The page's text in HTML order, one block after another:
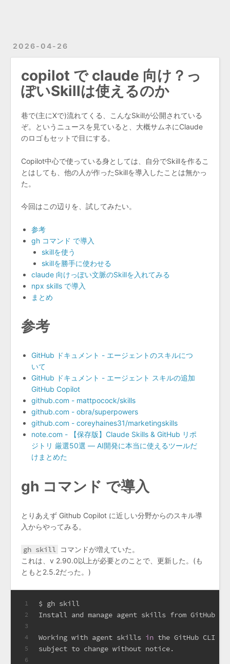
2026-04-26
copilot で claude 向け？っ
ぽいSkillは使えるのか
巷で(主にXで)流れてくる、こんなSkillが公開されている
ぞ。というニュースを見ていると、大概サムネにClaude
のロゴもセットで目にする。
Copilot中心で使っている身としては、自分でSkillを作るこ
とはしても、他の人が作ったSkillを導入したことは無かっ
た。
今回はこの辺りを、試してみたい。
参考
gh コマンド で導入
skillを使う
skillを勝手に使わせる
claude 向けっぽい文脈のSkillを入れてみる
npx skills で導入
まとめ
参考
GitHub ドキュメント - エージェントのスキルにつ
いて
GitHub ドキュメント - エージェント スキルの追加
GitHub Copilot
github.com - mattpocock/skills
github.com - obra/superpowers
github.com - coreyhaines31/marketingskills
note.com - 【保存版】Claude Skills & GitHub リポ
ジトリ 厳選50選 — AI開発に本当に使えるツールだ
けまとめた
gh コマンド で導入
とりあえず Github Copilot に近しい分野からのスキル導
入からやってみる。
gh skill コマンドが増えていた。
これは、v 2.90.0以上が必要とのことで、更新した。(も
ともと2.5.2だった。)
1
2
3
4
5
6
$ gh skill
Install and manage agent skills from GitHub
Working with agent skills in the GitHub CLI
subject to change without notice.